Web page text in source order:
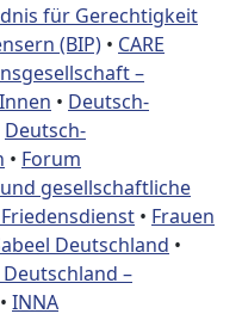
für Gerechtigkeit
(BIP) • CARE
–
• Deutsch-
Deutsch-
• Forum
gesellschaftliche
• Frauen
Deutschland •
Deutschland –
• INNA